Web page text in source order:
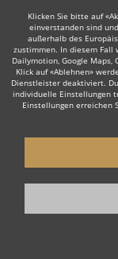
Klicken Sie bitte auf
einverstanden sind
außerhalb des
zustimmen. In diesem Fall
Dailymotion, Google Maps,
Klick auf «Ablehnen»
Dienstleister deaktiviert.
individuelle Einstellungen
Einstellungen erreichen